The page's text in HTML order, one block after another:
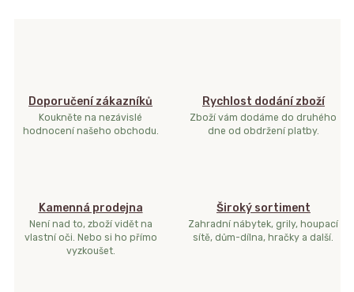
Doporučení zákazníků
Koukněte na nezávislé
hodnocení našeho obchodu.
Rychlost dodání zboží
Zboží vám dodáme do druhého
dne od obdržení platby.
Kamenná prodejna
Není nad to, zboží vidět na
vlastní oči. Nebo si ho přímo
vyzkoušet.
Široký sortiment
Zahradní nábytek, grily, houpací
sítě, dům-dílna, hračky a další.